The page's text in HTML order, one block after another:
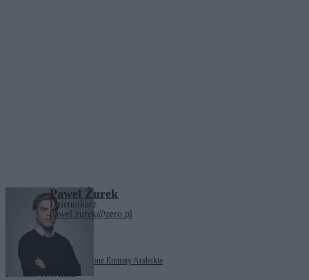
Paweł Żurek
Dziennikarz
pawel.zurek@zero.pl
Tagi: Dubaj Zjednoczone Emiraty Arabskie
Zobacz również